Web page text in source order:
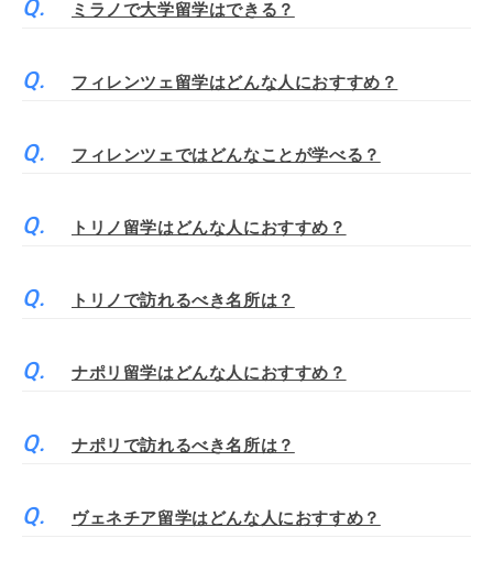
ミラノで大学留学はできる？
フィレンツェ留学はどんな人におすすめ？
フィレンツェではどんなことが学べる？
トリノ留学はどんな人におすすめ？
トリノで訪れるべき名所は？
ナポリ留学はどんな人におすすめ？
ナポリで訪れるべき名所は？
ヴェネチア留学はどんな人におすすめ？